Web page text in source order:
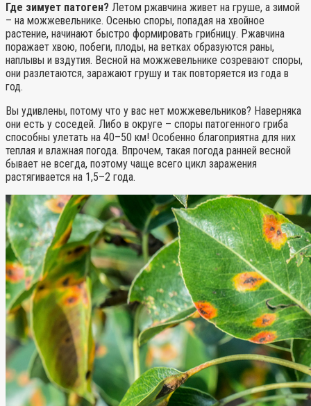
Где зимует патоген? Летом ржавчина живет на груше, а зимой
– на можжевельнике. Осенью споры, попадая на хвойное
растение, начинают быстро формировать грибницу. Ржавчина
поражает хвою, побеги, плоды, на ветках образуются раны,
наплывы и вздутия. Весной на можжевельнике созревают споры,
они разлетаются, заражают грушу и так повторяется из года в
год.
Вы удивлены, потому что у вас нет можжевельников? Наверняка
они есть у соседей. Либо в округе – споры патогенного гриба
способны улетать на 40–50 км! Особенно благоприятна для них
теплая и влажная погода. Впрочем, такая погода ранней весной
бывает не всегда, поэтому чаще всего цикл заражения
растягивается на 1,5–2 года.